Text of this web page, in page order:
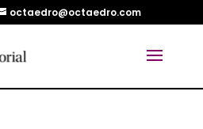
octaedro@octaedro.com